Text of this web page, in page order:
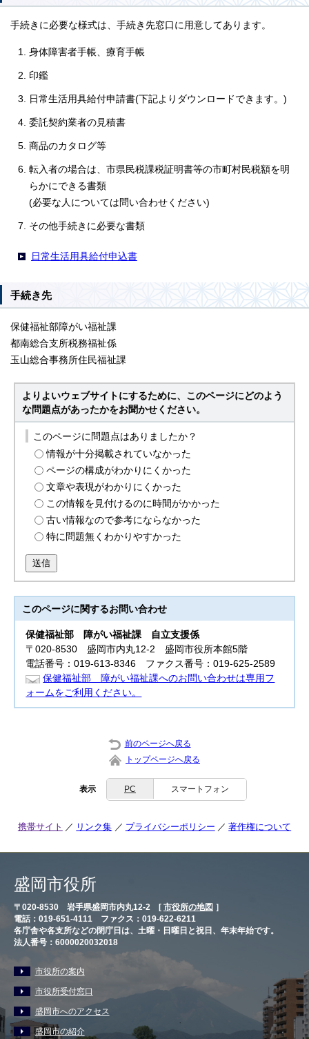
手続きに必要な様式は、手続き先窓口に用意してあります。
身体障害者手帳、療育手帳
印鑑
日常生活用具給付申請書(下記よりダウンロードできます。)
委託契約業者の見積書
商品のカタログ等
転入者の場合は、市県民税課税証明書等の市町村民税額を明
らかにできる書類
(必要な人については問い合わせください)
その他手続きに必要な書類
日常生活用具給付申込書
手続き先
保健福祉部障がい福祉課
都南総合支所税務福祉係
玉山総合事務所住民福祉課
よりよいウェブサイトにするために、このページにどのよう
な問題点があったかをお聞かせください。
このページに問題点はありましたか？
情報が十分掲載されていなかった
ページの構成がわかりにくかった
文章や表現がわかりにくかった
この情報を見付けるのに時間がかかった
古い情報なので参考にならなかった
特に問題無くわかりやすかった
送信
このページに関するお問い合わせ
保健福祉部
障がい福祉課 自立支援係
〒020-8530 盛岡市内丸12-2 盛岡市役所本館5階
電話番号：019-613-8346 ファクス番号：019-625-2589
保健福祉部 障がい福祉課へのお問い合わせは専用フ
ォームをご利用ください。
前のページへ戻る
トップページへ戻る
表示 PC スマートフォン
携帯サイト リンク集 プライバシーポリシー 著作権について
盛岡市役所
〒020-8530 岩手県盛岡市内丸12-2 [ 市役所の地図 ］
電話：019-651-4111 ファクス：019-622-6211
各庁舎や各支所などの閉庁日は、土曜・日曜日と祝日、年末年始です。
法人番号：6000020032018
市役所の案内
市役所受付窓口
盛岡市へのアクセス
盛岡市の紹介